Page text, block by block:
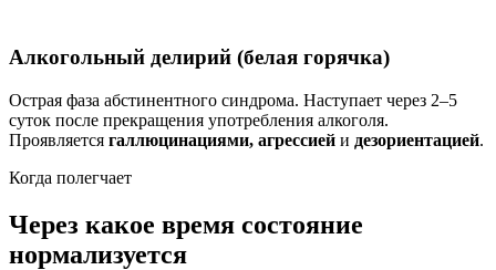
Алкогольный делирий (белая горячка)
Острая фаза абстинентного синдрома. Наступает через 2–5
суток после прекращения употребления алкоголя.
Проявляется галлюцинациями, агрессией и дезориентацией.
Когда полегчает
Через какое время состояние
нормализуется